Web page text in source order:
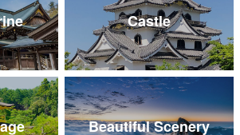
Castle
Beautiful Scenery